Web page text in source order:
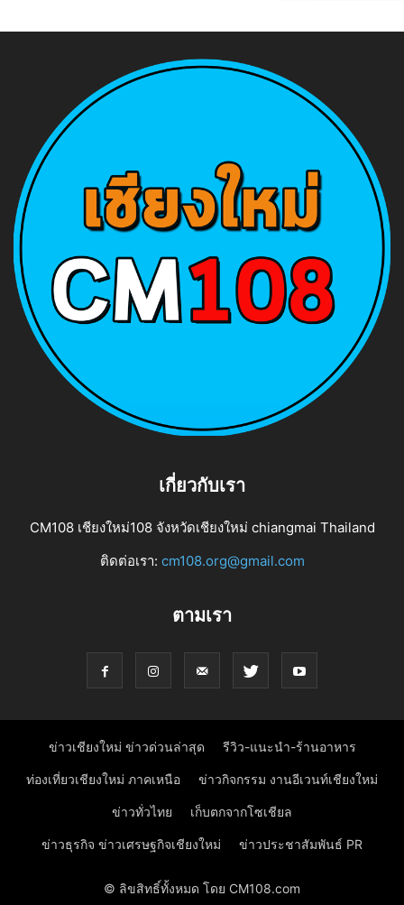
เกี่ยวกับเรา
CM108 เชียงใหม่108 จังหวัดเชียงใหม่ chiangmai Thailand
ติดต่อเรา: cm108.org@gmail.com
ตามเรา
ข่าวเชียงใหม่ ข่าวด่วนล่าสุด รีวิว-แนะนำ-ร้านอาหาร
ท่องเที่ยวเชียงใหม่ ภาคเหนือ ข่าวกิจกรรม งานอีเวนท์เชียงใหม่
ข่าวทั่วไทย เก็บตกจากโซเชียล
ข่าวธุรกิจ ข่าวเศรษฐกิจเชียงใหม่ ข่าวประชาสัมพันธ์ PR
© ลิขสิทธิ์ทั้งหมด โดย CM108.com